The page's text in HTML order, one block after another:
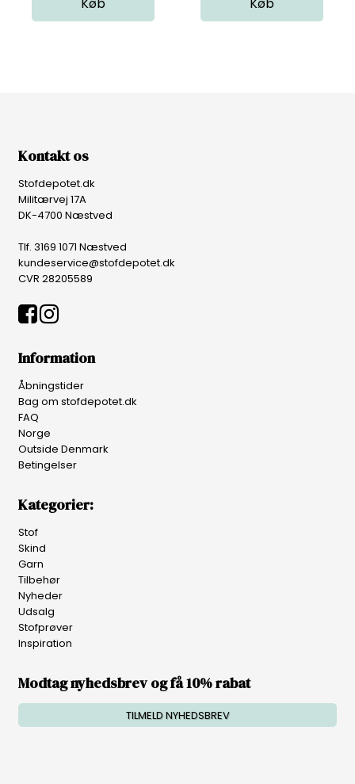
Kontakt os
Stofdepotet.dk
Militærvej 17A
DK-4700 Næstved
Tlf. 3169 1071 Næstved
kundeservice@stofdepotet.dk
CVR 28205589
Information
Åbningstider
Bag om stofdepotet.dk
FAQ
Norge
Outside Denmark
Betingelser
Kategorier:
Stof
Skind
Garn
Tilbehør
Nyheder
Udsalg
Stofprøver
Inspiration
Modtag nyhedsbrev og få 10% rabat
TILMELD NYHEDSBREV